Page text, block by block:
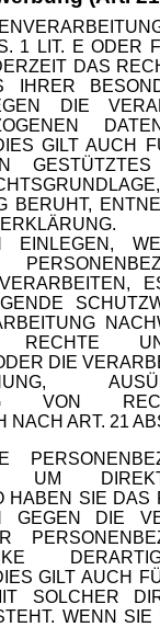
1 LIT. E ODER
DAS
DIE
GILT AUCH
BERUHT,
EINLEGEN,
RECHTE
DIE
VON
NACH ART. 21
UM
HABEN SIE DAS
GEGEN DIE
GILT AUCH
SOLCHER
WENN SIE